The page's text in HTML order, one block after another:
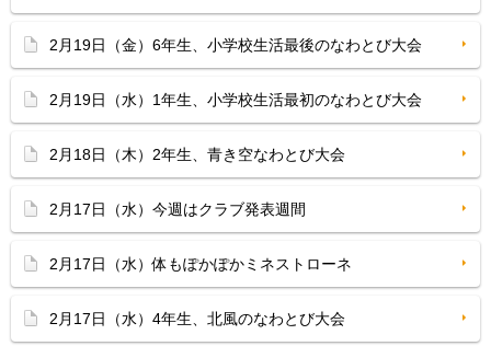
2月19日（金）6年生、小学校生活最後のなわとび大会
2月19日（水）1年生、小学校生活最初のなわとび大会
2月18日（木）2年生、青き空なわとび大会
2月17日（水）今週はクラブ発表週間
2月17日（水）体もぽかぽかミネストローネ
2月17日（水）4年生、北風のなわとび大会